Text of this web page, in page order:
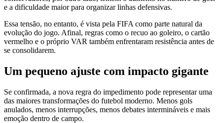
e a dificuldade maior para organizar linhas defensivas.
Essa tensão, no entanto, é vista pela FIFA como parte natural da
evolução do jogo. Afinal, regras como o recuo ao goleiro, o cartão
vermelho e o próprio VAR também enfrentaram resistência antes de
se consolidarem.
Um pequeno ajuste com impacto gigante
Se confirmada, a nova regra do impedimento pode representar uma
das maiores transformações do futebol moderno. Menos gols
anulados, menos interrupções, menos debates intermináveis e mais
emoção dentro de campo.